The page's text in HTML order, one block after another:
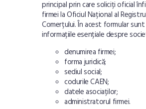
principal prin care soliciți oficial
firmei la Oficiul Național al
Comerțului. În acest formular
informațiile esențiale despre
denumirea firmei;
forma juridică;
sediul social;
codurile CAEN;
datele asociaților;
administratorul firmei.